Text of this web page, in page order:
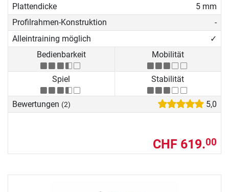
Plattendicke
5 mm
Profilrahmen-Konstruktion
-
Alleintraining möglich
✓
Bedienbarkeit
Mobilität
Spiel Stabilität
Bewertungen (2) 5,0
CHF 619.00